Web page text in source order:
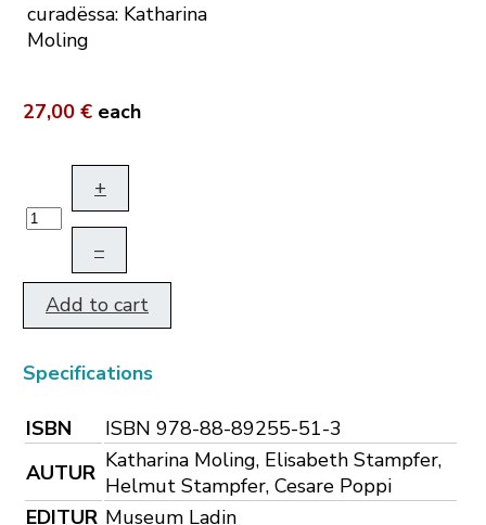
curadëssa: Katharina
Moling
27,00 € each
+
–
Add to cart
Specifications
ISBN
ISBN 978-88-89255-51-3
AUTUR Katharina Moling, Elisabeth Stampfer,
Helmut Stampfer, Cesare Poppi
EDITUR Museum Ladin